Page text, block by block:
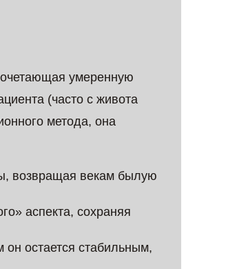
умеренную
(часто с живота
метода, она
возвращая векам былую
аспекта, сохраняя
остается стабильным,